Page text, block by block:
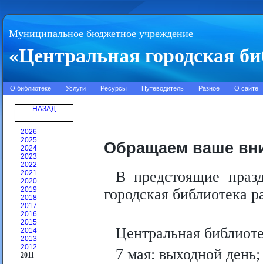
Муниципальное бюджетное учреждение
«Центральная городская
О библиотеке Услуги Ресурсы Путеводитель Разное О сайте
НАЗАД
2026
2025
2024
2023
2022
2021
2020
2019
2018
2017
2016
2015
2014
2013
2012
2011
Обращаем ваше
В предстоящие
городская библиотека
Центральная
7 мая: выходной день;